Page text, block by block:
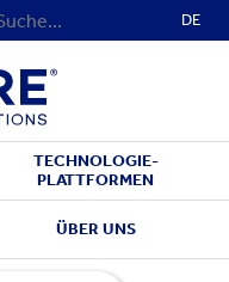
DE
TECHNOLOGIE-
PLATTFORMEN
ÜBER UNS